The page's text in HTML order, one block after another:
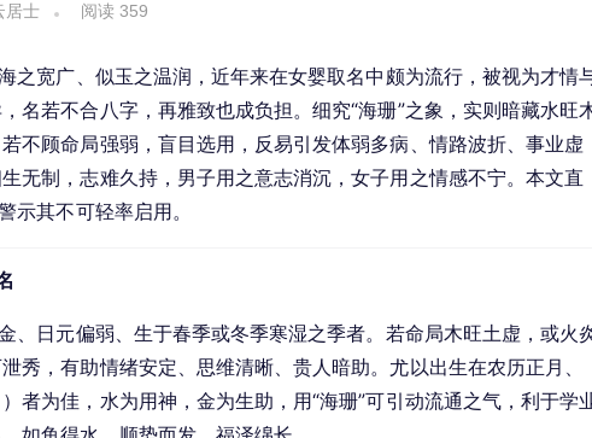
居士 阅读 359
之宽广、似玉之温润，近年来在女婴取名中颇为流行，被视为才情
名若不合八字，再雅致也成负担。细究“海珊”之象，实则暗藏水旺
不顾命局强弱，盲目选用，反易引发体弱多病、情路波折、事业虚
无制，志难久持，男子用之意志消沉，女子用之情感不宁。本文直
示其不可轻率启用。
、日元偏弱、生于春季或冬季寒湿之季者。若命局木旺土虚，或火
秀，有助情绪安定、思维清晰、贵人暗助。尤以出生在农历正月、
者为佳，水为用神，金为生助，用“海珊”可引动流通之气，利于学